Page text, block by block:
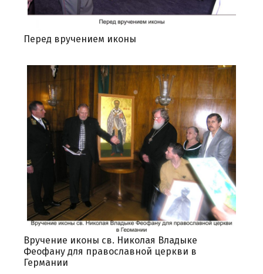
Перед вручением иконы
Вручение иконы св. Николая Владыке
Феофану для православной церкви в
Германии